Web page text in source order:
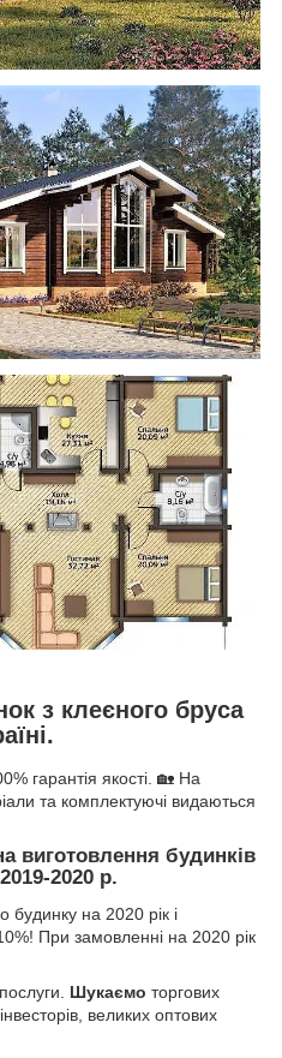
з клеєного бруса
.
гарантія якості. 🏡 На
та комплектуючі видаються
виготовлення будинків
2020 р.
будинку на 2020 рік і
При замовленні на 2020 рік
Шукаємо торгових
великих оптових